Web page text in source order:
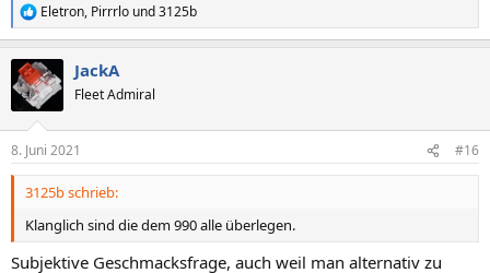
R
e
k
t
i
e
n
Eletron, Pirrrlo und3125b
JackA
Fleet Admiral
8. Juni 2021 #16
3125b schrieb:
Klanglich sind die dem 990 alle überlegen.
Subjektive Geschmacksfrage, auch weil man alternativ zu